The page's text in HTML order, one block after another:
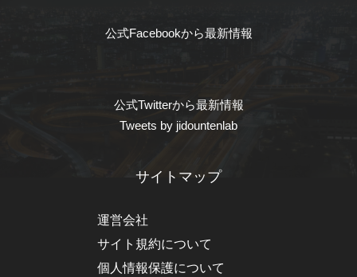
公式Facebookから最新情報
公式Twitterから最新情報
Tweets by jidountenlab
サイトマップ
運営会社
サイト規約について
個人情報保護について